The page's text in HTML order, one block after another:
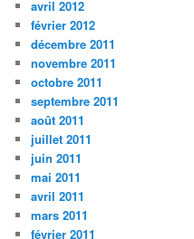
avril 2012
février 2012
décembre 2011
novembre 2011
octobre 2011
septembre 2011
août 2011
juillet 2011
juin 2011
mai 2011
avril 2011
mars 2011
février 2011